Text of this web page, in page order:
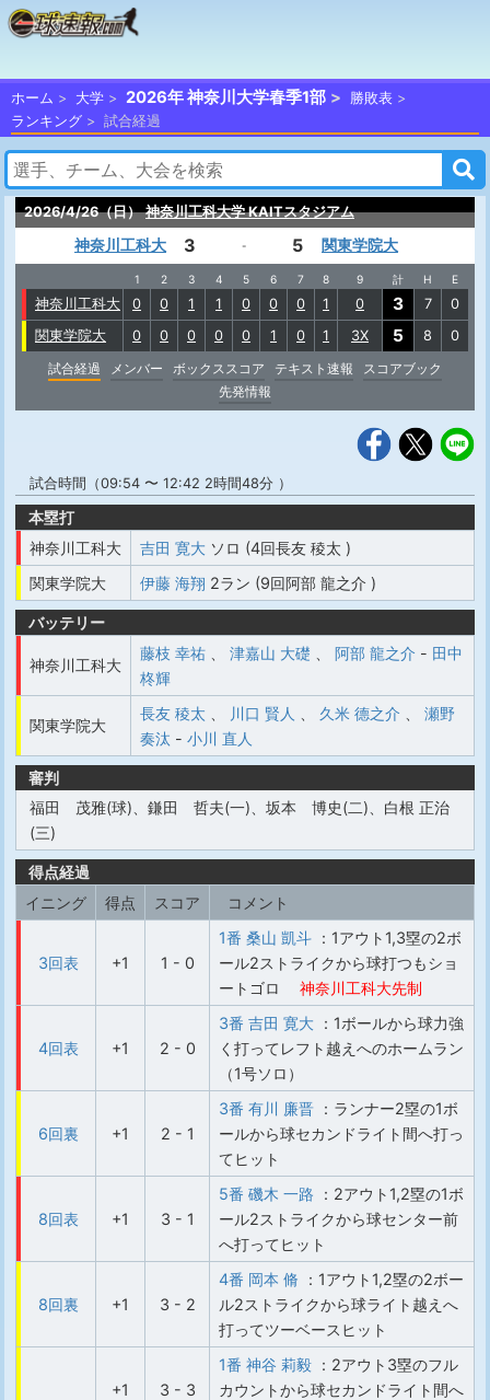
ホーム 大学 2026年 神奈川大学春季1部
勝敗表
ランキング
試合経過
2026/4/26（日） 神奈川工科大学 KAITスタジアム
神奈川工科大 3 - 5 関東学院大
1 2 3 4 5 6 7 8 9 計 H E
神奈川工科大 0 0 1 1 0 0 0 1 0 3 7
0
関東学院大
0 0 0 0 0 1 0 1 3X 5 8
0
試合経過
メンバー ボックススコア テキスト速報
スコアブック
先発情報
試合時間（09:54 〜 12:42 2時間48分 ）
本塁打
神奈川工科大
吉田 寛大 ソロ (4回長友 稜太 )
関東学院大
伊藤 海翔 2ラン (9回阿部 龍之介 )
バッテリー
神奈川工科大
藤枝 幸祐 津嘉山 大礎 阿部 龍之介 - 田中
柊輝
関東学院大
長友 稜太 川口 賢人 久米 德之介
瀬野
奏汰 - 小川 直人
審判
福田 茂雅(球)、鎌田 哲夫(一)、坂本 博史(二)、白根 正治
(三)
得点経過
イニング
得点 スコア コメント
3回表 +1 1 - 0
1番 桑山 凱斗 ：1アウト1,3塁の2ボ
ール2ストライクから球打つもショ
ートゴロ
神奈川工科大先制
4回表 +1 2 - 0
3番 吉田 寛大 ：1ボールから球力強
く打ってレフト越えへのホームラン
（1号ソロ）
6回裏 +1 2 - 1
3番 有川 廉晋 ：ランナー2塁の1ボ
ールから球セカンドライト間へ打っ
てヒット
8回表 +1 3 - 1
5番 磯木 一路 ：2アウト1,2塁の1ボ
ール2ストライクから球センター前
へ打ってヒット
8回裏 +1 3 - 2
4番 岡本 脩 ：1アウト1,2塁の2ボー
ル2ストライクから球ライト越えへ
打ってツーベースヒット
+1 3 - 3
1番 神谷 莉毅 ：2アウト3塁のフル
カウントから球セカンドライト間へ